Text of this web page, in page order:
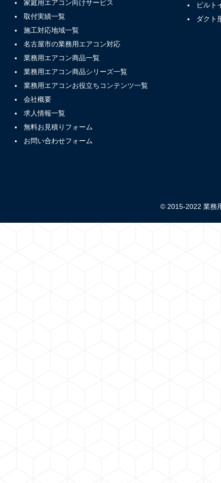
家庭用エアコン向けサービス
取付実績一覧
施工対応地域一覧
名古屋市の業務用エアコン対応
業務用エアコン商品一覧
業務用エアコン商品シリーズ一覧
業務用エアコンお役立ちコンテンツ一覧
会社概要
求人情報一覧
無料お見積りフォーム
お問い合わせフォーム
ビルト
ダクト
© 2015-2022 業務